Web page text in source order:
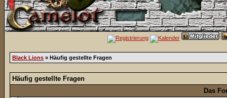
Black Lions » Häufig gestellte Fragen
Häufig gestellte Fragen
Das